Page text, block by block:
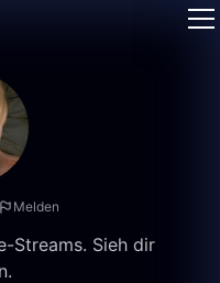
Melden
Streams. Sieh dir